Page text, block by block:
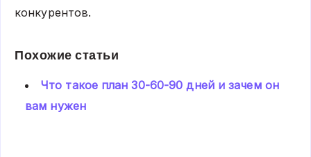
конкурентов.
Похожие статьи
Что такое план 30-60-90 дней и зачем он
вам нужен